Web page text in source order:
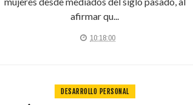
afirmar qu...
10:18:00
DESARROLLO PERSONAL